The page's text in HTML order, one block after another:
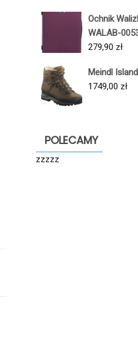
Ochnik
WALAB-
279,90 zł
Meindl
1749,00 zł
POLECAMY
zzzzz